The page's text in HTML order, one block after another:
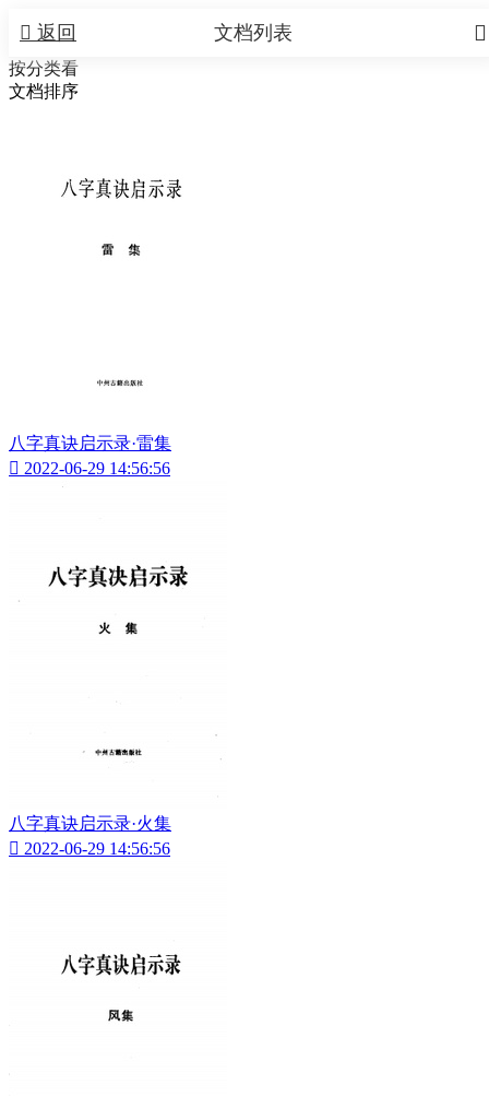
 返回 
文档列表
按分类看
文档排序
八字真诀启示录·雷集
 2022-06-29 14:56:56
八字真诀启示录·火集
 2022-06-29 14:56:56